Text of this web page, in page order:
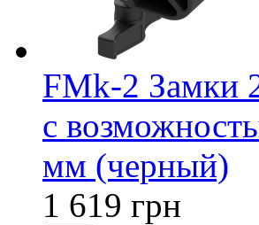
FMk-2 Замки
с
мм (черный)
1 619 грн